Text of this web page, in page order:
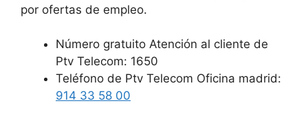
por ofertas de empleo.
Número gratuito Atención al cliente de
Ptv Telecom: 1650
Teléfono de Ptv Telecom Oficina madrid:
914 33 58 00